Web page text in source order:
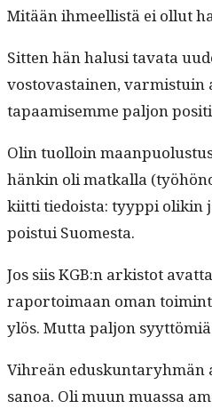
Mitään ihmeel­listä ei ollut
Sit­ten hän halusi tava­ta
vos­to­vas­tainen, varmis­tu­in
tapaamisemme paljon
Olin tuol­loin
hänkin oli matkalla
kiit­ti tiedoista: tyyp­pi olikin
pois­tui Suomesta.
Jos siis KGB:n ark­istot
rapor­toimaan oman
ylös. Mut­ta paljon
Vihreän eduskun­taryh­män
sanoa. Oli muun muas­sa